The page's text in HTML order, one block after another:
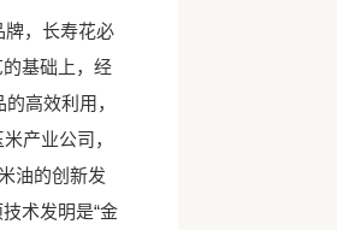
，长寿花必
基础上，经
高效利用，
产业公司，
油的创新发
术发明是“金